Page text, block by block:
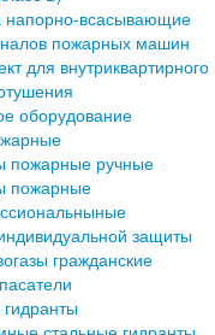
напорно-всасывающие
пожарных машин
для внутриквартирного
оборудование
пожарные ручные
пожарные
защиты
гражданские